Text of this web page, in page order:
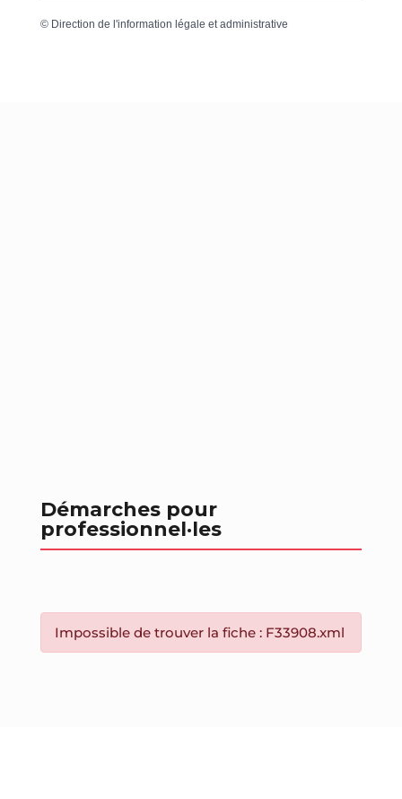
© Direction de l'information légale et administrative
Démarches pour
professionnel·les
Impossible de trouver la fiche : F33908.xml